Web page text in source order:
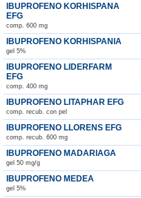
IBUPROFENO KORHISPANA
EFG
comp. 600 mg
IBUPROFENO KORHISPANIA
gel 5%
IBUPROFENO LIDERFARM
EFG
comp. 400 mg
IBUPROFENO LITAPHAR EFG
comp. recub. con pel
IBUPROFENO LLORENS EFG
comp. recub. 600 mg
IBUPROFENO MADARIAGA
gel 50 mg/g
IBUPROFENO MEDEA
gel 5%